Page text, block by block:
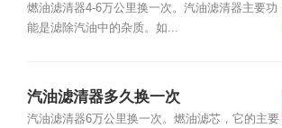
燃油滤清器4-6万公里换一次。汽油滤清器主要功
能是滤除汽油中的杂质。如...
汽油滤清器多久换一次
汽油滤清器6万公里换一次。燃油滤芯，它的主要